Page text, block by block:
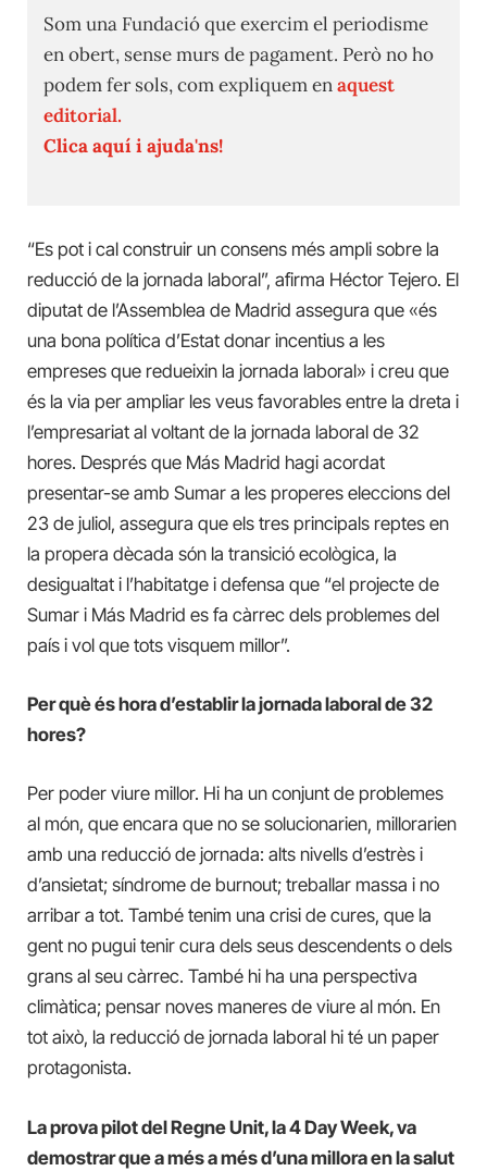
Som una Fundació que exercim el periodisme
en obert, sense murs de pagament. Però no ho
podem fer sols, com expliquem enaquest
editorial.
Clica aquí i ajuda'ns!
“Es pot i cal construir un consens més ampli sobre la
reducció de la jornada laboral”, afirma Héctor Tejero. El
diputat de l’Assemblea de Madrid assegura que «és
una bona política d’Estat donar incentius a les
empreses que redueixin la jornada laboral» i creu que
és la via per ampliar les veus favorables entre la dreta i
l’empresariat al voltant de la jornada laboral de 32
hores. Després que Más Madrid hagi acordat
presentar-se amb Sumar a les properes eleccions del
23 de juliol, assegura que els tres principals reptes en
la propera dècada són la transició ecològica, la
desigualtat i l’habitatge i defensa que “el projecte de
Sumar i Más Madrid es fa càrrec dels problemes del
país i vol que tots visquem millor”.
Per què és hora d’establir la jornada laboral de 32
hores?
Per poder viure millor. Hi ha un conjunt de problemes
al món, que encara que no se solucionarien, millorarien
amb una reducció de jornada: alts nivells d’estrès i
d’ansietat; síndrome de burnout; treballar massa i no
arribar a tot. També tenim una crisi de cures, que la
gent no pugui tenir cura dels seus descendents o dels
grans al seu càrrec. També hi ha una perspectiva
climàtica; pensar noves maneres de viure al món. En
tot això, la reducció de jornada laboral hi té un paper
protagonista.
La prova pilot del Regne Unit, la 4 Day Week, va
demostrar que a més a més d’una millora en la salut